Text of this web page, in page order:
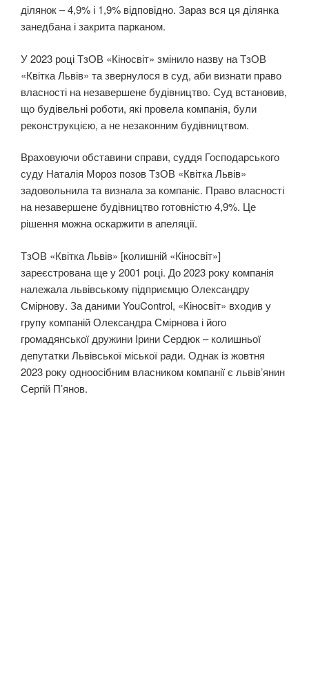
ділянок – 4,9% і 1,9% відповідно. Зараз вся ця ділянка
занедбана і закрита парканом.
У 2023 році ТзОВ «Кіносвіт» змінило назву на ТзОВ
«Квітка Львів» та звернулося в суд, аби визнати право
власності на незавершене будівництво. Суд встановив,
що будівельні роботи, які провела компанія, були
реконструкцією, а не незаконним будівництвом.
Враховуючи обставини справи, суддя Господарського
суду Наталія Мороз позов ТзОВ «Квітка Львів»
задовольнила та визнала за компаніє. Право власності
на незавершене будівництво готовністю 4,9%. Це
рішення можна оскаржити в апеляції.
ТзОВ «Квітка Львів» [колишній «Кіносвіт»]
зареєстрована ще у 2001 році. До 2023 року компанія
належала львівському підприємцю Олександру
Смірнову. За даними YouControl, «Кіносвіт» входив у
групу компаній Олександра Смірнова і його
громадянської дружини Ірини Сердюк – колишньої
депутатки Львівської міської ради. Однак із жовтня
2023 року одноосібним власником компанії є львівʼянин
Сергій Пʼянов.